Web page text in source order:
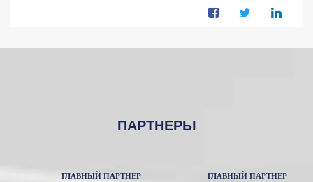
ПАРТНЕРЫ
ГЛАВНЫЙ ПАРТНЕР ГЛАВНЫЙ ПАРТНЕР